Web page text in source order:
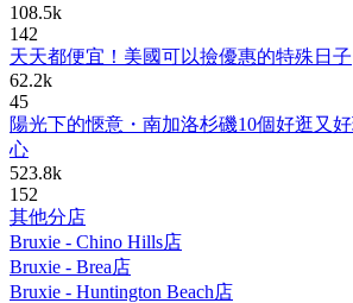
108.5k
142
天天都便宜！美國可以撿優惠的特殊日子
62.2k
45
陽光下的愜意・南加洛杉磯10個好逛又
心
523.8k
152
其他分店
Bruxie - Chino Hills店
Bruxie - Brea店
Bruxie - Huntington Beach店